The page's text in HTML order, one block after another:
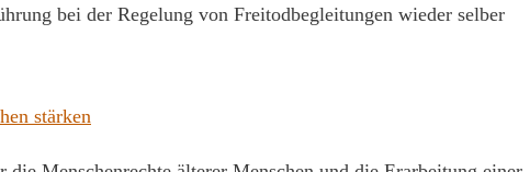
bei der Regelung von Freitodbegleitungen wieder selber
stärken